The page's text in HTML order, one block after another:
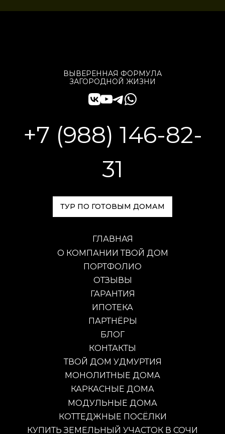
ВЫВЕРЕННАЯ ФОРМУЛА
ЗАГОРОДНОЙ ЖИЗНИ
+7 (988) 146-82-
31
ТУР ПО ГОТОВЫМ ДОМАМ
ГЛАВНАЯ
О КОМПАНИИ ТВОЙ ДОМ
ПОРТФОЛИО
ОТЗЫВЫ
ГАРАНТИЯ
ИПОТЕКА
ПАРТНЁРЫ
БЛОГ
КОНТАКТЫ
ТВОЙ ДОМ УДМУРТИЯ
МОНОЛИТНЫЕ ДОМА
КАРКАСНЫЕ ДОМА
МОДУЛЬНЫЕ ДОМА
КОТТЕДЖНЫЕ ПОСЁЛКИ
КУПИТЬ ЗЕМЕЛЬНЫЙ УЧАСТОК В СОЧИ